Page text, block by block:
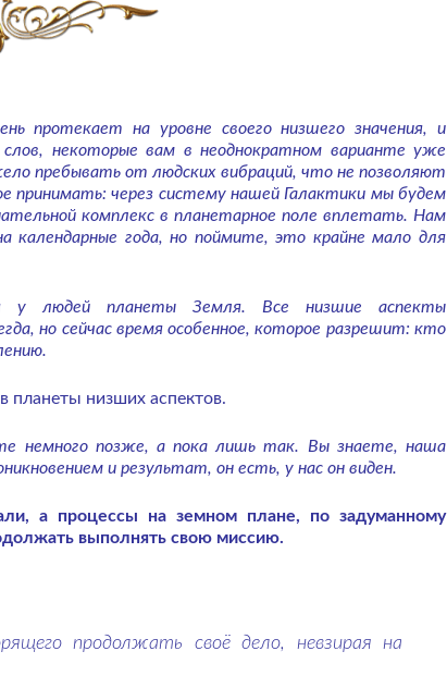
протекает на уровне своего низшего значения, и
некоторые вам в неоднократном варианте уже
пребывать от людских вибраций, что не позволяют
принимать: через систему нашей Галактики мы будем
комплекс в планетарное поле вплетать. Нам
календарные года, но поймите, это крайне мало для
у людей планеты Земля. Все низшие аспекты
но сейчас время особенное, которое разрешит: кто
планеты низших аспектов.
немного позже, а пока лишь так. Вы знаете, наша
и результат, он есть, у нас он виден.
а процессы на земном плане, по задуманному
выполнять свою миссию.
продолжать своё дело, невзирая на